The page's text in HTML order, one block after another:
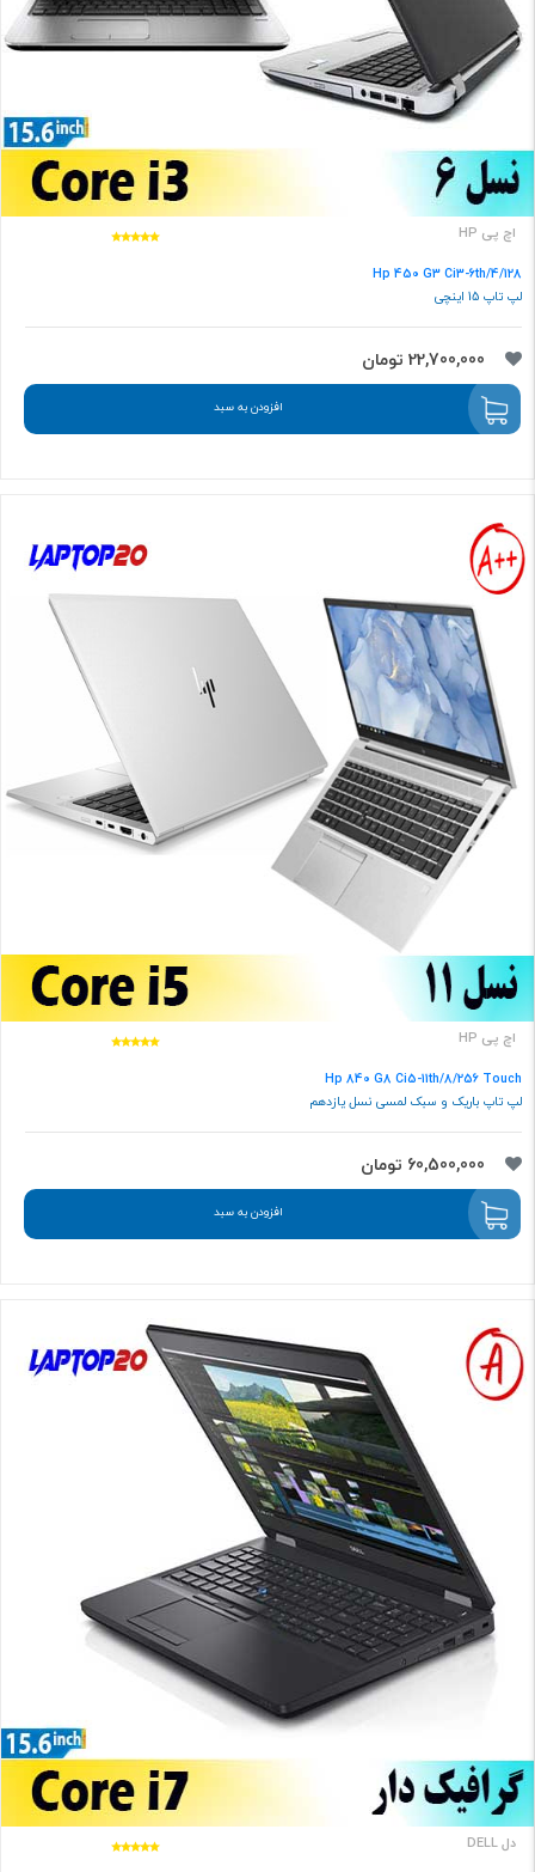
اچ پی HP
Hp 450 G3 Ci3-6th/4/128
لپ تاپ 15 اینچی
22,700,000 تومان
افزودن به سبد
اچ پی HP
Hp 840 G8 Ci5-11th/8/256 Touch
لپ تاپ باریک و سبک لمسی نسل یازدهم
60,500,000 تومان
افزودن به سبد
دل DELL